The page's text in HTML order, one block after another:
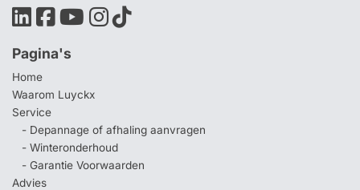
Pagina's
Home
Waarom Luyckx
Service
- Depannage of afhaling aanvragen
- Winteronderhoud
- Garantie Voorwaarden
Advies